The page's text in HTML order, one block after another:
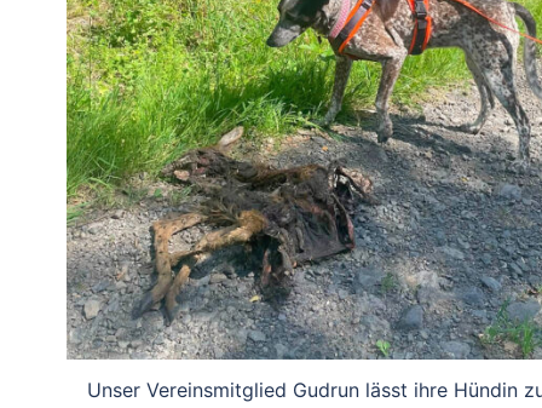
Unser Vereinsmitglied Gudrun lässt ihre Hündin